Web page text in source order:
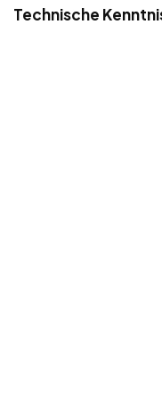
Technische